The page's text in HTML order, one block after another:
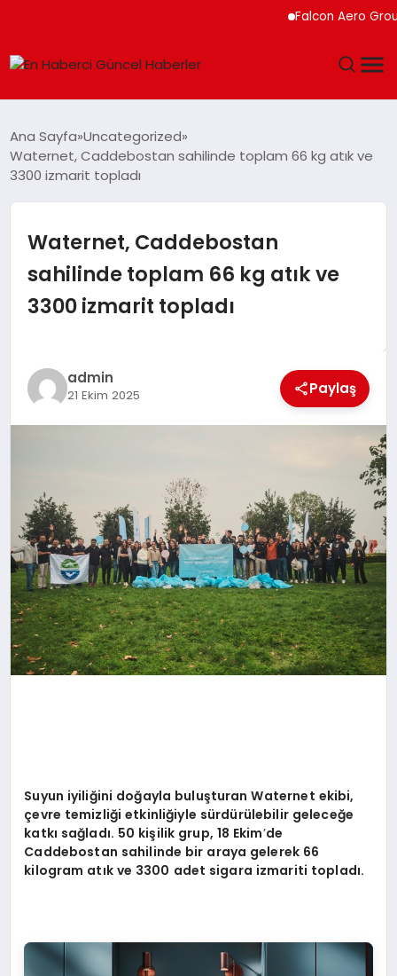
Falcon Aero Group,
SPOR
MAGAZIN
EKONOMI
SIYASET
Ana Sayfa Uncategorized
Waternet, Caddebostan sahilinde toplam 66 kg atık ve
3300 izmarit topladı
Waternet, Caddebostan
sahilinde toplam 66 kg atık ve
3300 izmarit topladı
admin
21 Ekim 2025 Paylaş
Suyun iyiliğini doğayla buluşturan Waternet ekibi,
çevre temizliği etkinliğiyle sürdürülebilir geleceğe
katkı sağladı. 50 kişilik grup, 18 Ekim’de
Caddebostan sahilinde bir araya gelerek 66
kilogram atık ve 3300 adet sigara izmariti topladı.